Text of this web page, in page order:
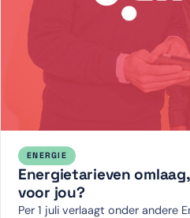
ENERGIE
Energietarieven
voor jou?
Per 1 juli verlaagt onder andere